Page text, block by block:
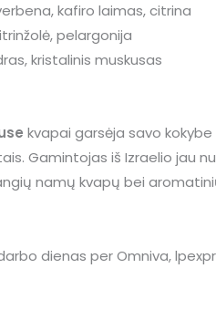
kafiro laimas, citrina
pelargonija
kristalinis muskusas
kvapai garsėja savo kokybe
Gamintojas iš Izraelio jau
namų kvapų bei
dienas per Omniva,